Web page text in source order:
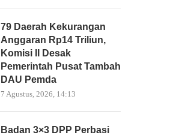
79 Daerah Kekurangan
Anggaran Rp14 Triliun,
Komisi II Desak
Pemerintah Pusat Tambah
DAU Pemda
7 Agustus, 2026, 14:13
Badan 3×3 DPP Perbasi